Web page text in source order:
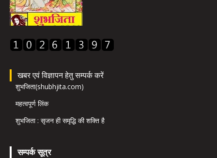
खबर एवं विज्ञापन हेतु सम्पर्क करें
शुभजिता(shubhjita.com)
महत्वपूर्ण लिंक
शुभजिता : सृजन ही समृद्धि की शक्ति है
सम्पर्क सूत्र